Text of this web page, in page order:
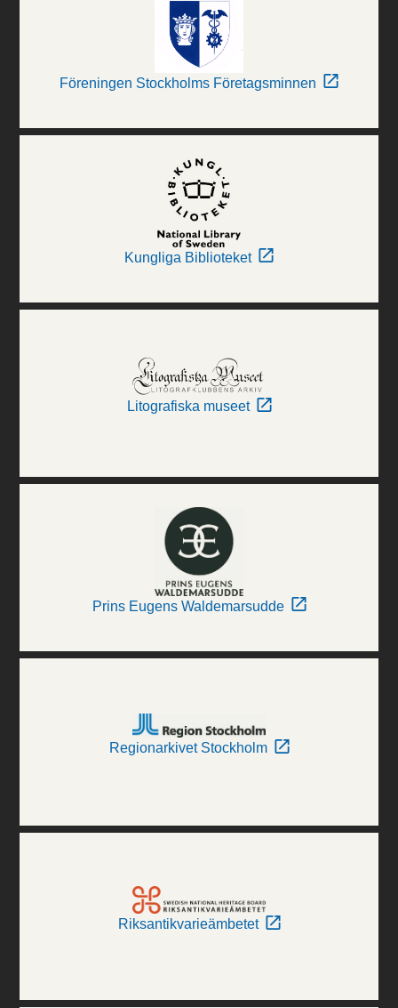
Föreningen Stockholms Företagsminnen
Kungliga Biblioteket
Litografiska museet
Prins Eugens Waldemarsudde
Regionarkivet Stockholm
Riksantikvarieämbetet